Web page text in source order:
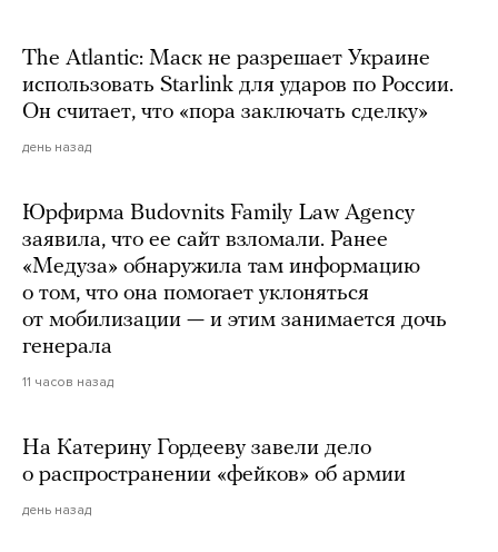
The Atlantic: Маск не разрешает Украине
использовать Starlink для ударов по России.
Он считает, что «пора заключать сделку»
день назад
Юрфирма Budovnits Family Law Agency
заявила, что ее сайт взломали. Ранее
«Медуза» обнаружила там информацию
о том, что она помогает уклоняться
от мобилизации — и этим занимается дочь
генерала
11 часов назад
На Катерину Гордееву завели дело
о распространении «фейков» об армии
день назад